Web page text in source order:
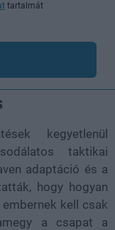
tartalmát
kegyetlenül
taktikai
adaptáció és a
hogy hogyan
kell csak
a csapat a